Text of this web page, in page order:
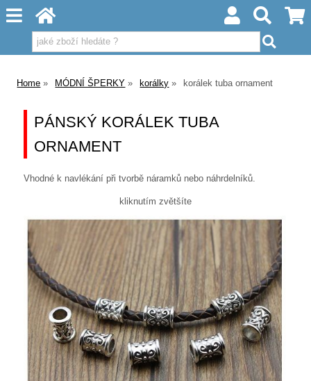
Home MÓDNÍ ŠPERKY korálky korálek tuba ornament
PÁNSKÝ KORÁLEK TUBA
ORNAMENT
Vhodné k navlékání při tvorbě náramků nebo náhrdelníků.
kliknutím zvětšíte